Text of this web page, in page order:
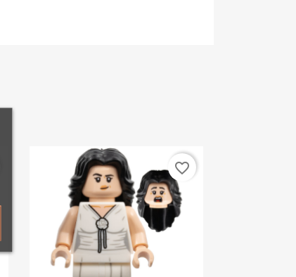
favorite_border